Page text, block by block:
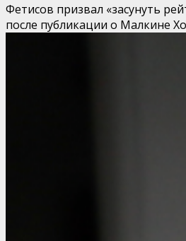
Фетисов призвал «засунуть
после публикации о Малкине